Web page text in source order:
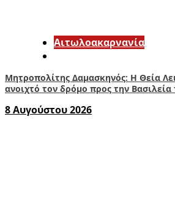
Αιτωλοακαρνανία
Μητροπολίτης Δαμασκηνός: Η Θεία
ανοιχτό τον δρόμο προς την
8 Αυγούστου 2026